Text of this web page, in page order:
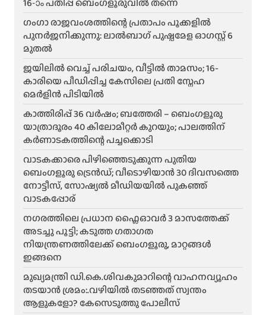
16-ാം പതിപ്പ് ബെംഗളൂരുവിൽ തന്നെ
ഗംഗാ രാജവംശത്തിന്റെ പ്രതാപം പൂക്കളിൽ
പുനർജനിക്കുന്നു: ലാൽബാഗ് പുഷ്പമേള ഓഗസ്റ്റ് 6
മുതൽ
ജയിലിൽ വെച്ച് പരിചയം, വീട്ടിൽ താമസം; 16-
കാരിയെ പീഡിപ്പിച്ച കേസിലെ പ്രതി സ്നേഹ
മെർളിൻ പിടിയിൽ
കാത്തിരിപ്പ് 36 വർഷം; ബത്തേരി – ബെംഗളൂരു
യാത്രാദൂരം 40 കിലോമീറ്റർ കുറയും; പാലത്തിന്
കർണാടകത്തിന്റെ പച്ചക്കൊടി
വാടകക്കാരെ പിഴിഞ്ഞെടുക്കുന്ന പുതിയ
ബെംഗളൂരു ട്രെൻഡ്; വീടൊഴിയാൻ 30 ദിവസത്തെ
നോട്ടീസ്, സോഷ്യൽ മീഡിയയിൽ പുകഞ്ഞ്
വാടകപ്പോര്
ന​ഗരത്തിലെ പ്രധാന ഫ്ലൈഓവർ 3 മാസത്തേക്ക്
അടച്ചു പൂട്ടി; കടുത്ത ഗതാഗത
നിയന്ത്രണത്തിലേക്ക് ബെംഗളൂരു, മാറ്റങ്ങൾ
ഇങ്ങനെ
മുഖ്യമന്ത്രി ഡി.കെ.ശിവകുമാറിന്റെ വാഹനവ്യൂഹം
തടയാൻ ശ്രമം:.വഴിയിൽ തടഞ്ഞത് സ്വന്തം
ആളുകളോ? കേസെടുത്തു പോലീസ്